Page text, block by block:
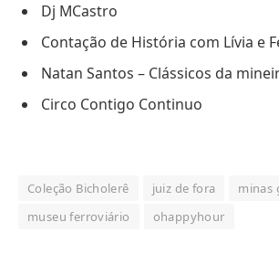
Dj MCastro
Contação de História com Lívia e
Natan Santos – Clássicos da
Circo Contigo Continuo
Coleção Bicholerê juiz de fora
minas
museu ferroviário
ohappyhour